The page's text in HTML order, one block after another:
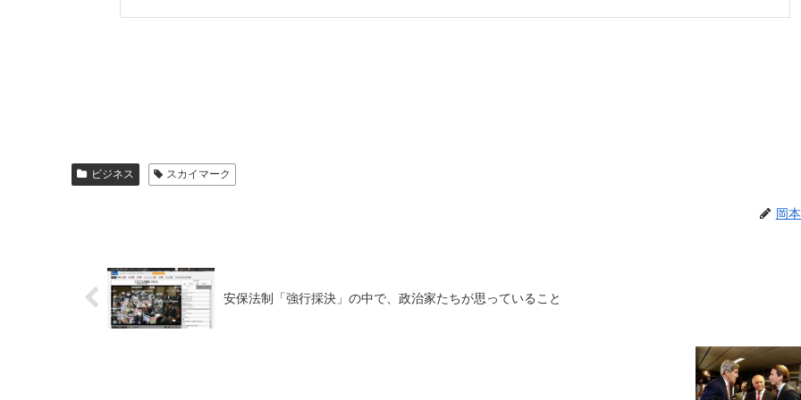
ビジネス スカイマーク
岡
安保法制「強行採決」の中で、政治家たちが思っていること